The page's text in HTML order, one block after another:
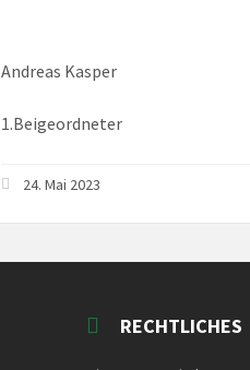
Andreas Kasper
1.Beigeordneter
24. Mai 2023
RECHTLICHES